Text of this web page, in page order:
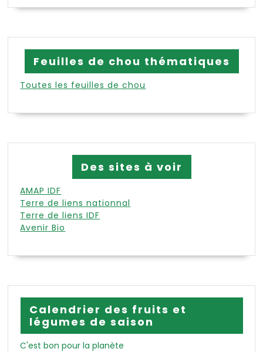
Feuilles de chou thématiques
Toutes les feuilles de chou
Des sites à voir
AMAP IDF
Terre de liens nationnal
Terre de liens IDF
Avenir Bio
Calendrier des fruits et
légumes de saison
C'est bon pour la planète